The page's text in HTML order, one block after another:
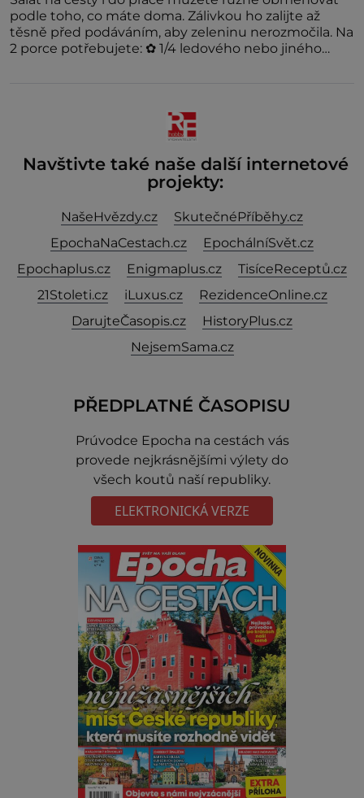
podle toho, co máte doma. Zálivkou ho zalijte až
těsně před podáváním, aby zeleninu nerozmočila. Na
2 porce potřebujete: ✿ 1/4 ledového nebo jiného
Navštivte také naše další internetové
projekty:
NašeHvězdy.cz
SkutečnéPříběhy.cz
EpochaNaCestach.cz
EpochálníSvět.cz
Epochaplus.cz
Enigmaplus.cz
TisíceReceptů.cz
21Stoleti.cz
iLuxus.cz
RezidenceOnline.cz
DarujteČasopis.cz
HistoryPlus.cz
NejsemSama.cz
PŘEDPLATNÉ ČASOPISU
Prúvodce Epocha na cestách vás
provede nejkrásnějšími výlety do
všech koutů naší republiky.
ELEKTRONICKÁ VERZE